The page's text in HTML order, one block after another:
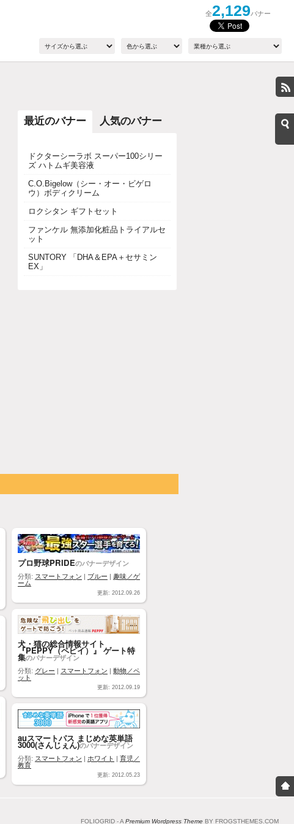
全2,129バナー
最近のバナー 人気のバナー
ドクターシーラボ スーパー100シリー
ズ ハトムギ美容液
C.O.Bigelow（シー・オー・ビゲロ
ウ）ボディクリーム
ロクシタン ギフトセット
ファンケル 無添加化粧品トライアルセ
ット
SUNTORY 「DHA＆EPA＋セサミン
EX」
プロ野球PRIDEのバナーデザイン
分類: スマートフォン ブルー
趣味／ゲ
ーム
更新: 2012.09.26
犬・猫の総合情報サイト
『PEPPY（ペピイ）』 ゲート特
集のバナーデザイン
分類: グレー スマートフォン
動物／ペ
ット
更新: 2012.09.19
auスマートパス まじめな英単語
3000(さんじぇん)のバナーデザイン
分類: スマートフォン ホワイト
育児／
教育
更新: 2012.05.23
FOLIOGRID - APremium Wordpress Theme BY FROGSTHEMES.COM